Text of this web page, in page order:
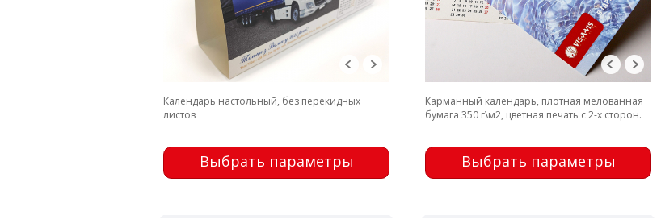
Календарь настольный, без перекидных
листов
Выбрать параметры
Карманный календарь, плотная мелованная
бумага 350 г\м2, цветная печать с 2-х сторон.
Выбрать параметры